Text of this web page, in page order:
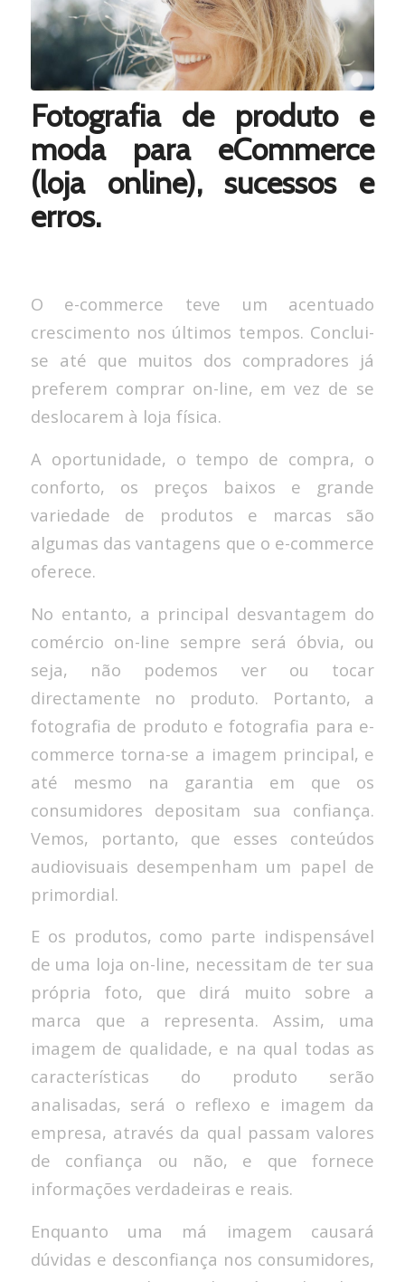
Fotografia de produto e
moda para eCommerce
(loja online), sucessos e
erros.
O e-commerce teve um acentuado
crescimento nos últimos tempos. Conclui-
se até que muitos dos compradores já
preferem comprar on-line, em vez de se
deslocarem à loja física.
A oportunidade, o tempo de compra, o
conforto, os preços baixos e grande
variedade de produtos e marcas são
algumas das vantagens que o e-commerce
oferece.
No entanto, a principal desvantagem do
comércio on-line sempre será óbvia, ou
seja, não podemos ver ou tocar
directamente no produto. Portanto, a
fotografia de produto e fotografia para e-
commerce torna-se a imagem principal, e
até mesmo na garantia em que os
consumidores depositam sua confiança.
Vemos, portanto, que esses conteúdos
audiovisuais desempenham um papel de
primordial.
E os produtos, como parte indispensável
de uma loja on-line, necessitam de ter sua
própria foto, que dirá muito sobre a
marca que a representa. Assim, uma
imagem de qualidade, e na qual todas as
características do produto serão
analisadas, será o reflexo e imagem da
empresa, através da qual passam valores
de confiança ou não, e que fornece
informações verdadeiras e reais.
Enquanto uma má imagem causará
dúvidas e desconfiança nos consumidores,